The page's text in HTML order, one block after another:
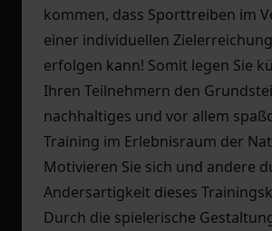
kommen, dass Sporttreiben im
einer individuellen
erfolgen kann! Somit legen Sie
Ihren Teilnehmern den
nachhaltiges und vor allem
Training im Erlebnisraum der
Motivieren Sie sich und andere
Andersartigkeit dieses
Durch die spielerische